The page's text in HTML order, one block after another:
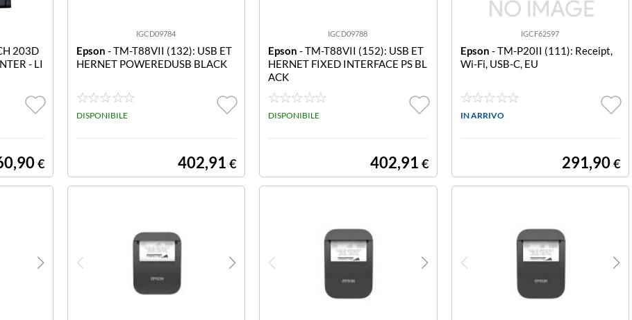
203D
- LI
€
IGCD09784
Epson - TM-T88VII (132): USB ET
HERNET POWEREDUSB BLACK
DISPONIBILE
402,91 €
IGCD09788
Epson - TM-T88VII (152): USB ET
HERNET FIXED INTERFACE PS BL
ACK
DISPONIBILE
402,91 €
IGCF62597
Epson - TM-P20II (111): Receipt,
Wi-Fi, USB-C, EU
IN ARRIVO
291,90€